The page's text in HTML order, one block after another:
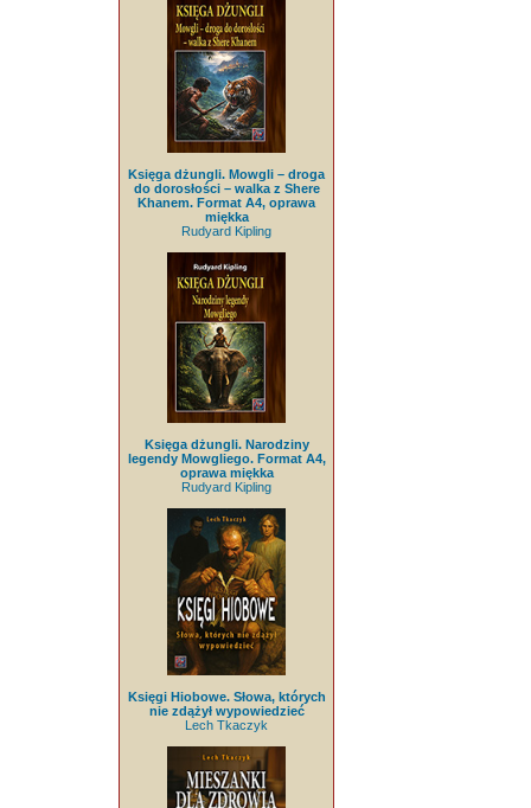
Księga dżungli. Mowgli – droga
do dorosłości – walka z Shere
Khanem. Format A4, oprawa
miękka
Rudyard Kipling
Księga dżungli. Narodziny
legendy Mowgliego. Format A4,
oprawa miękka
Rudyard Kipling
Księgi Hiobowe. Słowa, których
nie zdążył wypowiedzieć
Lech Tkaczyk